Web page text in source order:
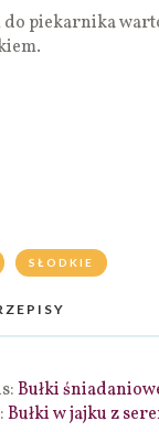
do piekarnika
SŁODKIE
Bułki
Bułki w jajku z